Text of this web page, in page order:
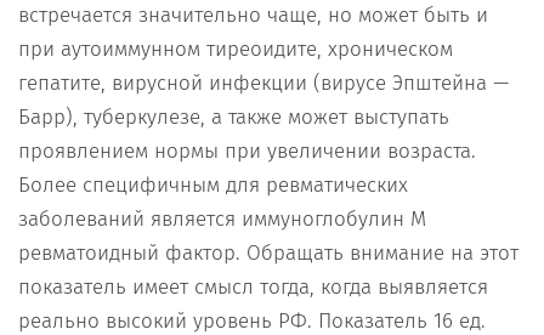
встречается значительно чаще, но может быть и
при аутоиммунном тиреоидите, хроническом
гепатите, вирусной инфекции (вирусе Эпштейна —
Барр), туберкулезе, а также может выступать
проявлением нормы при увеличении возраста.
Более специфичным для ревматических
заболеваний является иммуноглобулин М
ревматоидный фактор. Обращать внимание на этот
показатель имеет смысл тогда, когда выявляется
реально высокий уровень РФ. Показатель 16 ед.